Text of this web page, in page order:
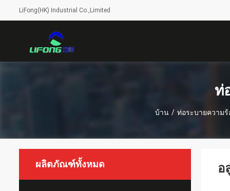
LiFong(HK) Industrial Co.,Limited
ท่
บ้าน / ท่อระบายความ
ผลิตภัณฑ์ทั้งหมด อ